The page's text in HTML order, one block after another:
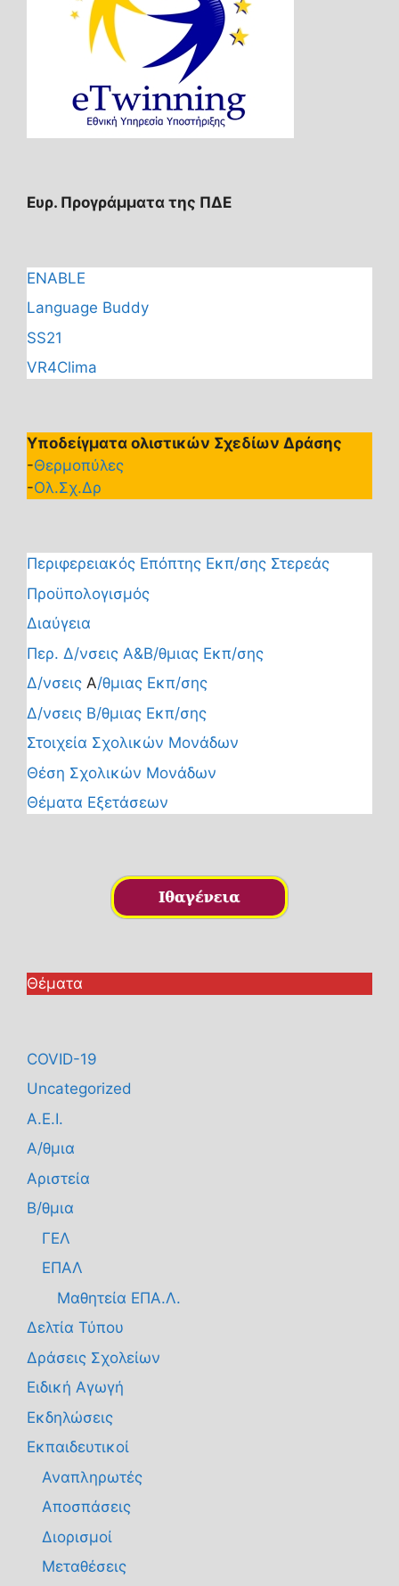
Ευρ. Προγράμματα της ΠΔΕ
ENABLE
Language Buddy
SS21
VR4Clima
Υποδείγματα ολιστικών Σχεδίων Δράσης
-Θερμοπύλες
-Ολ.Σχ.Δρ
Περιφερειακός Επόπτης Εκπ/σης Στερεάς
Προϋπολογισμός
Διαύγεια
Περ. Δ/νσεις Α&Β/θμιας Εκπ/σης
Δ/νσεις Α/θμιας Εκπ/σης
Δ/νσεις Β/θμιας Εκπ/σης
Στοιχεία Σχολικών Μονάδων
Θέση Σχολικών Μονάδων
Θέματα Εξετάσεων
Θέματα
COVID-19
Uncategorized
Α.Ε.Ι.
Α/θμια
Αριστεία
Β/θμια
ΓΕΛ
ΕΠΑΛ
Μαθητεία ΕΠΑ.Λ.
Δελτία Τύπου
Δράσεις Σχολείων
Ειδική Αγωγή
Εκδηλώσεις
Εκπαιδευτικοί
Αναπληρωτές
Αποσπάσεις
Διορισμοί
Μεταθέσεις